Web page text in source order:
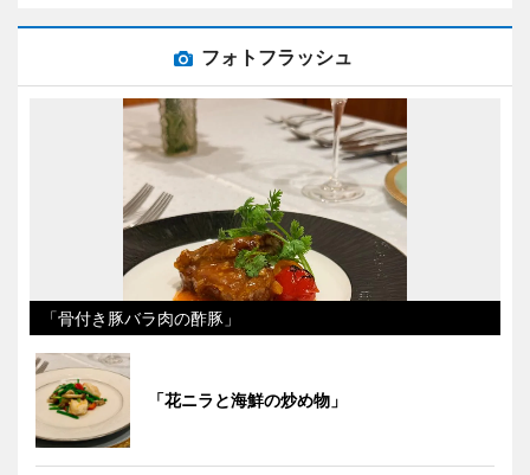
フォトフラッシュ
「骨付き豚バラ肉の酢豚」
「花ニラと海鮮の炒め物」